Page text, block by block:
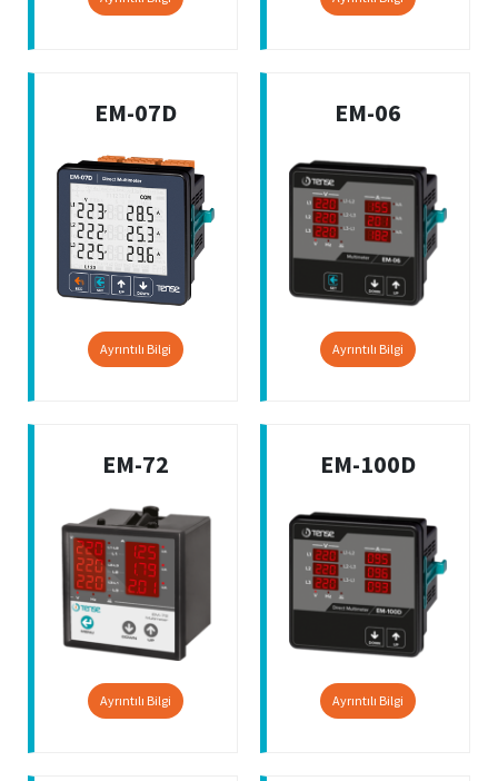
EM-07D
Ayrıntılı Bilgi
EM-06
Ayrıntılı Bilgi
EM-72
Ayrıntılı Bilgi
EM-100D
Ayrıntılı Bilgi